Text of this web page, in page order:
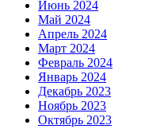
Июнь 2024
Май 2024
Апрель 2024
Март 2024
Февраль 2024
Январь 2024
Декабрь 2023
Ноябрь 2023
Октябрь 2023